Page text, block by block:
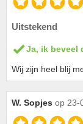
Uitstekend
Ja, ik beveel
Wij zijn heel blij
W. Sopjes op 23-